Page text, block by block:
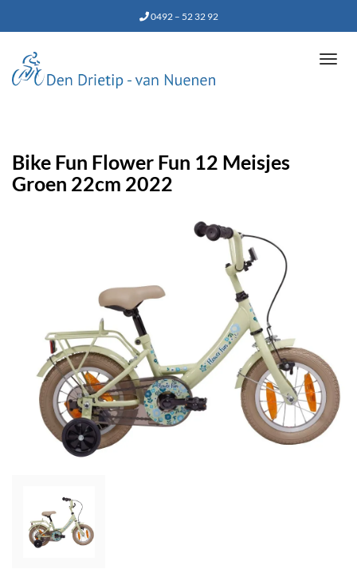
0492 – 52 32 92
Bike Fun Flower Fun 12 Meisjes
Groen 22cm 2022